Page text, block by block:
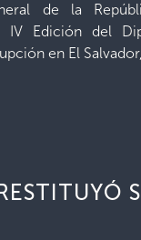
de la
IV Edición del
en El